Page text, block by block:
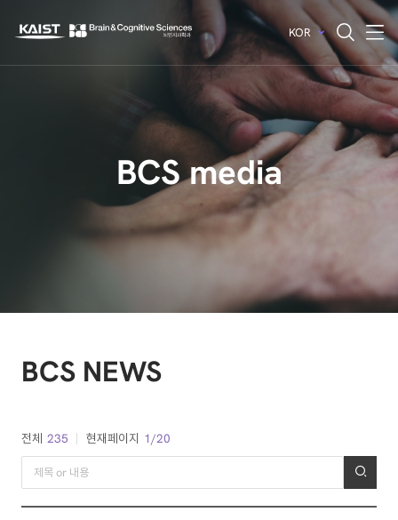
KOR
BCS media
BCS NEWS
전체 235 현재페이지 1/20